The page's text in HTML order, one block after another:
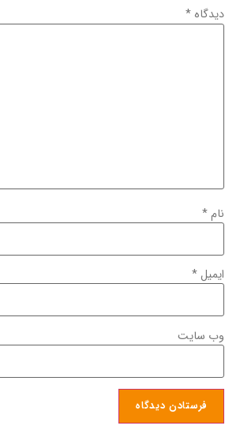
دیدگاه *
نام*
ایمیل*
وب‌ سایت